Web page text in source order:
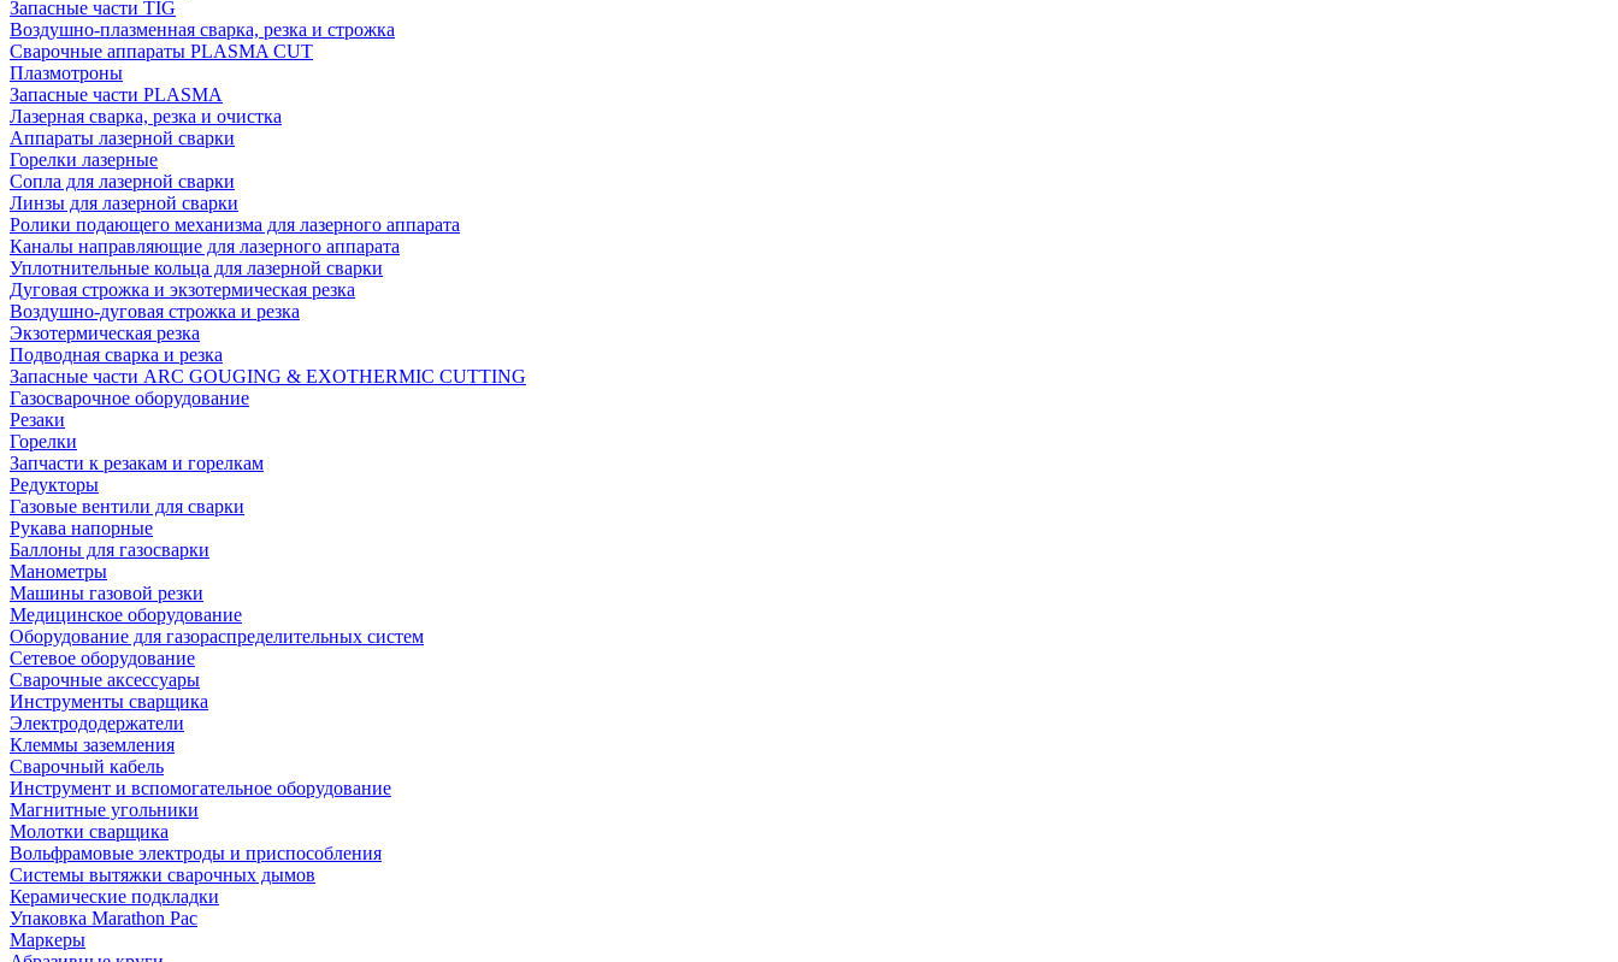
Запасные части TIG
Воздушно-плазменная сварка, резка и строжка
Сварочные аппараты PLASMA CUT
Плазмотроны
Запасные части PLASMA
Лазерная сварка, резка и очистка
Аппараты лазерной сварки
Горелки лазерные
Сопла для лазерной сварки
Линзы для лазерной сварки
Ролики подающего механизма для лазерного аппарата
Каналы направляющие для лазерного аппарата
Уплотнительные кольца для лазерной сварки
Дуговая строжка и экзотермическая резка
Воздушно-дуговая строжка и резка
Экзотермическая резка
Подводная сварка и резка
Запасные части ARC GOUGING & EXOTHERMIC CUTTING
Газосварочное оборудование
Резаки
Горелки
Запчасти к резакам и горелкам
Редукторы
Газовые вентили для сварки
Рукава напорные
Баллоны для газосварки
Манометры
Машины газовой резки
Медицинское оборудование
Оборудование для газораспределительных систем
Сетевое оборудование
Сварочные аксессуары
Инструменты сварщика
Электрододержатели
Клеммы заземления
Сварочный кабель
Инструмент и вспомогательное оборудование
Магнитные угольники
Молотки сварщика
Вольфрамовые электроды и приспособления
Системы вытяжки сварочных дымов
Керамические подкладки
Упаковка Marathon Pac
Маркеры